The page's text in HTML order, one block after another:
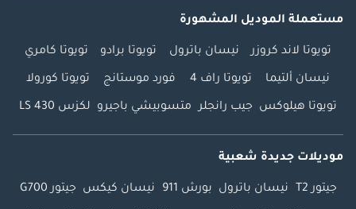
مستعملة الموديل المشهورة
تويوتا لاند كروزر نيسان باترول تويوتا برادو تويوتا كامري
نيسان ألتيما تويوتا راف 4 فورد موستانج تويوتا كورولا
تويوتا هيلوكس جيب رانجلر متسوبيشي باجيرو لكزس LS 430
موديلات جديدة شعبية
جيتور T2 نيسان باترول بورش 911 نيسان كيكس جيتور G700